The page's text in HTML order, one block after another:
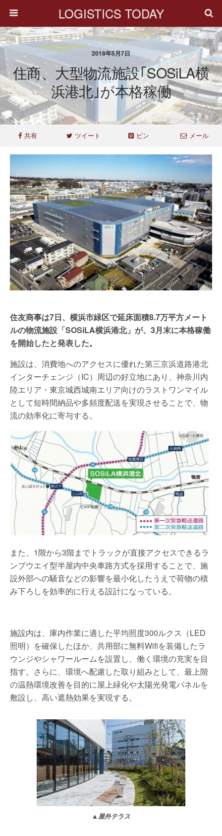
LOGISTICS TODAY
2018年5月7日
住商、大型物流施設｢SOSiLA横
浜港北｣が本格稼働
共有 ツイート ピン メール
住友商事は7日、横浜市緑区で延床面積8.7万平方メート
ルの物流施設「SOSiLA横浜港北」が、3月末に本格稼働
を開始したと発表した。
施設は、消費地へのアクセスに優れた第三京浜道路港北
インターチェンジ（IC）周辺の好立地にあり、神奈川内
陸エリア・東京城西城南エリア向けのラストワンマイル
として短時間納品や多頻度配送を実現させることで、物
流の効率化に寄与する。
また、1階から3階までトラックが直接アクセスできるラ
ンプウエイ型半屋内中央車路方式を採用することで、施
設外部への騒音などの影響を最小化したうえで荷物の積
み下ろしを効率的に行える設計になっている。
施設内は、庫内作業に適した平均照度300ルクス（LED
照明）を確保したほか、共用部に無料Wifiを装備したラ
ウンジやシャワールームを設置し、働く環境の充実を目
指す。さらに、環境へ配慮した取り組みとして、最上階
の温熱環境改善を目的に屋上緑化や太陽光発電パネルを
敷設し、高い遮熱効果を実現する。
▲屋外テラス